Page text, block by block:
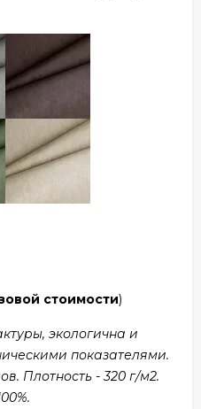
стоимости)
экологична и
показателями.
Плотность - 320 г/м2.